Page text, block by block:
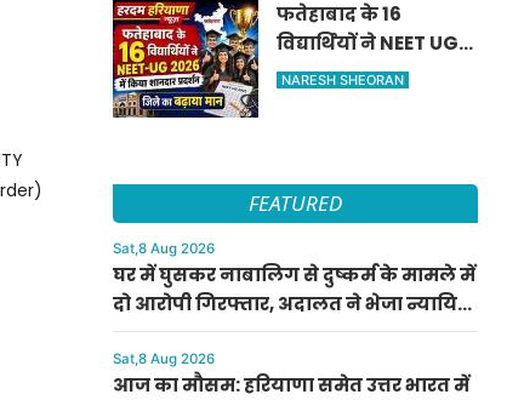
फतेहाबाद के 16
विद्यार्थियों ने NEET UG
2026 में किया शानदार
NARESH SHEORAN
FEATURED
Sat,8 Aug 2026
घर में घुसकर नाबालिग से दुष्कर्म के मामले में
दो आरोपी गिरफ्तार, अदालत ने भेजा न्यायिक
हिरासत में
Sat,8 Aug 2026
आज का मौसम: हरियाणा समेत उत्तर भारत में